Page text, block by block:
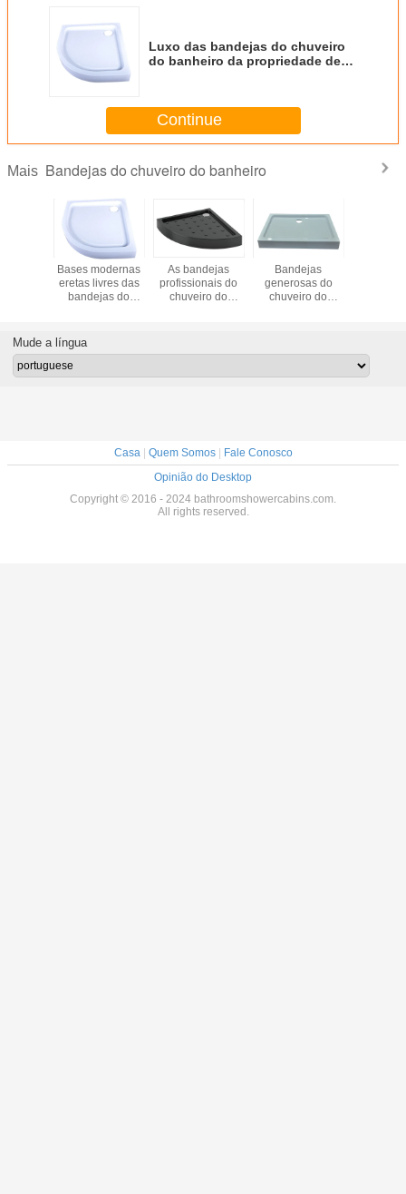
Luxo das bandejas do chuveiro
do banheiro da propriedade de
Continue
Mais Bandejas do chuveiro do banheiro
do GV
Bases modernas
eretas livres das
bandejas do
800 para hotéis
avaliados da
As bandejas
profissionais do
chuveiro do
chuveiro
Bandejas
generosas do
chuveiro do
Mude a língua
Casa | Quem Somos| Fale Conosco
Opinião do Desktop
Copyright © 2016 - 2024 bathroomshowercabins.com.
All rights reserved.